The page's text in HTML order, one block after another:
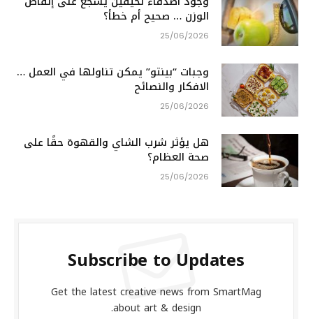
الوزن … صحيح أم خطأ؟
25/06/2026
وجبات “بينتو” يمكن تناولها في العمل …
الافكار والنصائح
25/06/2026
هل يؤثر شرب الشاي والقهوة حقًا على
صحة العظام؟
25/06/2026
Subscribe to Updates
Get the latest creative news from SmartMag
about art & design.